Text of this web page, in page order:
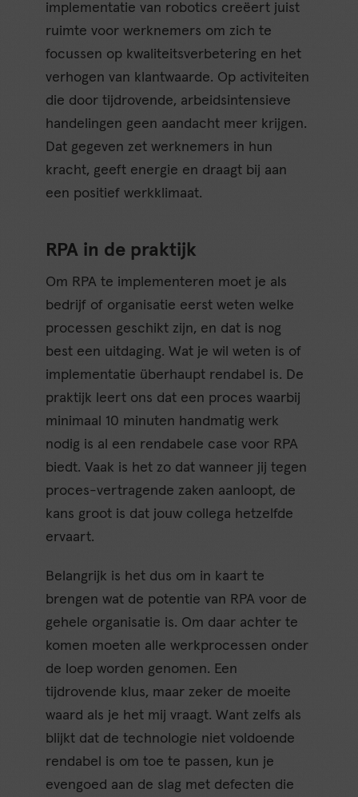
implementatie van robotics creëert juist
ruimte voor werknemers om zich te
focussen op kwaliteitsverbetering en het
verhogen van klantwaarde. Op activiteiten
die door tijdrovende, arbeidsintensieve
handelingen geen aandacht meer krijgen.
Dat gegeven zet werknemers in hun
kracht, geeft energie en draagt bij aan
een positief werkklimaat.
RPA in de praktijk
Om RPA te implementeren moet je als
bedrijf of organisatie eerst weten welke
processen geschikt zijn, en dat is nog
best een uitdaging. Wat je wil weten is of
implementatie überhaupt rendabel is. De
praktijk leert ons dat een proces waarbij
minimaal 10 minuten handmatig werk
nodig is al een rendabele case voor RPA
biedt. Vaak is het zo dat wanneer jij tegen
proces-vertragende zaken aanloopt, de
kans groot is dat jouw collega hetzelfde
ervaart.
Belangrijk is het dus om in kaart te
brengen wat de potentie van RPA voor de
gehele organisatie is. Om daar achter te
komen moeten alle werkprocessen onder
de loep worden genomen. Een
tijdrovende klus, maar zeker de moeite
waard als je het mij vraagt. Want zelfs als
blijkt dat de technologie niet voldoende
rendabel is om toe te passen, kun je
evengoed aan de slag met defecten die